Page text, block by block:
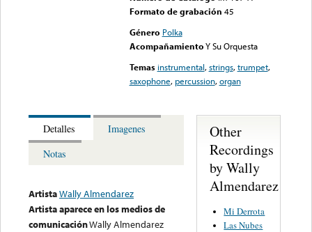
Formato de grabación 45
Género Polka
AcompañamientoY Su Orquesta
Temas instrumental,strings,trumpet,
saxophone, percussion,organ
Detalles
Imagenes
Notas
ArtistaWally Almendarez
Artista aparece en los medios de
comunicaciónWally Almendarez
Other
Recordings
by Wally
Almendarez
Mi Derrota
Las Nubes